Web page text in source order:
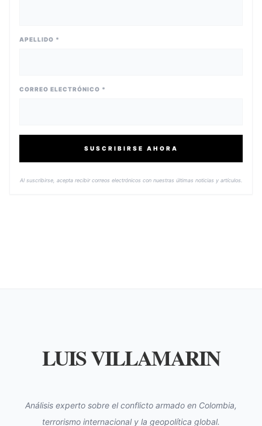
APELLIDO *
CORREO ELECTRÓNICO *
SUSCRIBIRSE AHORA
Al suscribirse, acepta recibir correos electrónicos con nuestras últimas noticias y artículos.
LUIS VILLAMARIN
Análisis experto sobre el conflicto armado en Colombia,
terrorismo internacional y la geopolítica global.